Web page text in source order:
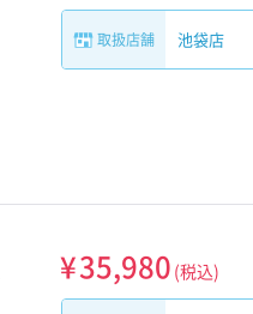
取扱店舗 池袋店
¥35,980 (税込)